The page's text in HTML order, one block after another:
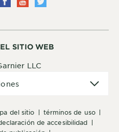
SITIO WEB
del sitio
términos de uso
de accesibilidad
LLC